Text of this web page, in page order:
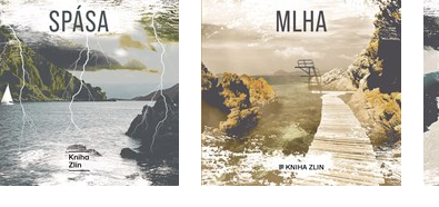
Do košíku
549 Kč
439 Kč
Do košíku
549 Kč
439 Kč